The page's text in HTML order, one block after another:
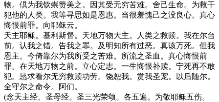
物。倶为我钦崇赞美之。因其受无穷苦难。舍己生命。为救干
犯他的人类。我等寻思如是恩惠。当很羞愧己之没良心。真心
悔恨前罪。向耶稣云。
天主耶稣。基利斯督。天地万物大主。人类之救赎。我在尔台
前。认我之错。告我之罪。及明知所有过恶。真该万死。但我
恩主。今倚靠尔为我所受之苦难。所流之圣血。真心悔恨前
罪。在天地万物之前。立心定志。一生悔恨补赎。宁死再不敢
犯。恳求看尔无穷救赎功劳。饶恕我。赏我圣宠。以后随尔。
全守尔之命令。阿们。
(念天主经。圣母经。圣三光荣颂。各五遍。为敬耶稣五伤。